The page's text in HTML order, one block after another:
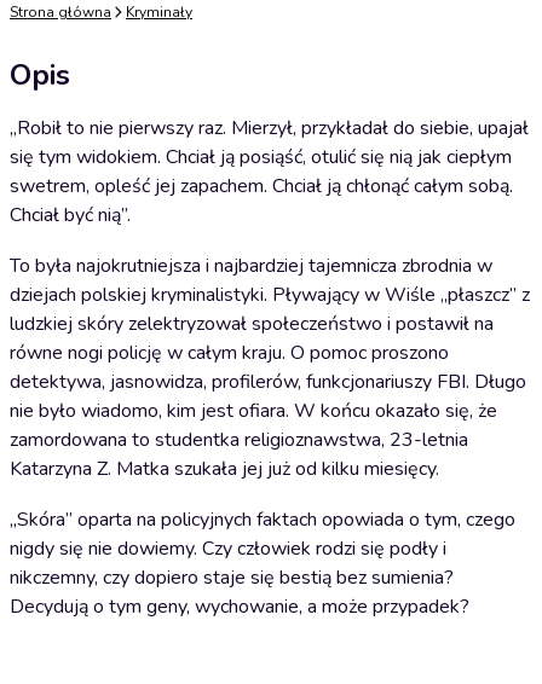
Strona główna Kryminały
Opis
„Robił to nie pierwszy raz. Mierzył, przykładał do siebie, upajał
się tym widokiem. Chciał ją posiąść, otulić się nią jak ciepłym
swetrem, opleść jej zapachem. Chciał ją chłonąć całym sobą.
Chciał być nią”.
To była najokrutniejsza i najbardziej tajemnicza zbrodnia w
dziejach polskiej kryminalistyki. Pływający w Wiśle „płaszcz” z
ludzkiej skóry zelektryzował społeczeństwo i postawił na
równe nogi policję w całym kraju. O pomoc proszono
detektywa, jasnowidza, profilerów, funkcjonariuszy FBI. Długo
nie było wiadomo, kim jest ofiara. W końcu okazało się, że
zamordowana to studentka religioznawstwa, 23-letnia
Katarzyna Z. Matka szukała jej już od kilku miesięcy.
„Skóra” oparta na policyjnych faktach opowiada o tym, czego
nigdy się nie dowiemy. Czy człowiek rodzi się podły i
nikczemny, czy dopiero staje się bestią bez sumienia?
Decydują o tym geny, wychowanie, a może przypadek?